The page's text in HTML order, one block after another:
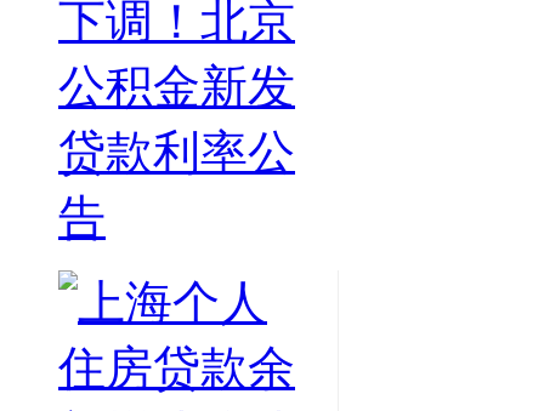
下调！北京
公积金新发
贷款利率公
告